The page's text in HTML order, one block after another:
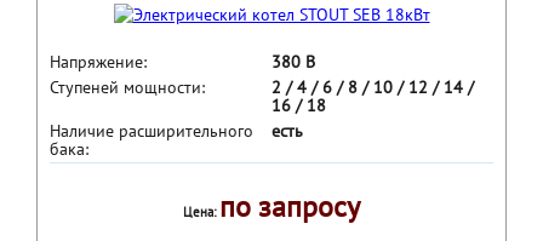
Напряжение:
380 В
Ступеней мощности:
2 / 4 / 6 / 8 / 10 / 12 / 14 /
16 / 18
Наличие расширительного
бака:
есть
Цена: по запросу